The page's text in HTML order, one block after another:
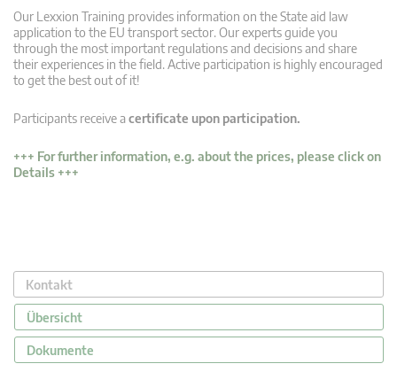
Our Lexxion Training provides information on the State aid law
application to the EU transport sector. Our experts guide you
through the most important regulations and decisions and share
their experiences in the field. Active participation is highly encouraged
to get the best out of it!
Participants receive acertificate upon participation.
+++ For further information, e.g. about the prices, please click on
Details +++
Kontakt
Übersicht
Dokumente